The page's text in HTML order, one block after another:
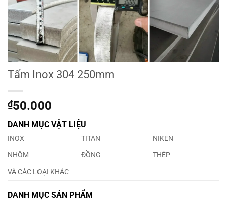
Tấm Inox 304 250mm
₫50.000
DANH MỤC VẬT LIỆU
INOX TITAN
NIKEN
NHÔM
ĐỒNG
THÉP
VÀ CÁC LOẠI KHÁC
DANH MỤC SẢN PHẨM